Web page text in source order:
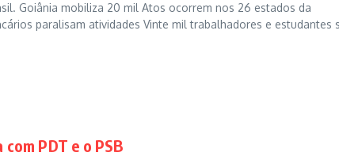
Goiânia mobiliza 20 mil Atos ocorrem nos 26 estados da
paralisam atividades Vinte mil trabalhadores e estudantes
PDT e o PSB